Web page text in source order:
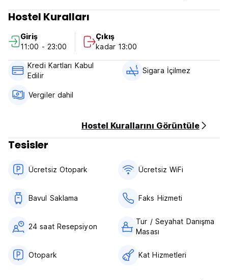
and Free Wireless Internet in patio area. Mexican foot
Restaurant.
All Taxes are included in our rates.
High Season Policies:
Bookings with stay dates between December 22nd to
January 2nd will be charged 100% at time of booking, and
are non refundable rates, no exclusions. Debit cards are
not accepted for these dates.
Hostel Kuralları
Giriş
11:00 - 23:00
Çıkış
kadar 13:00
Kredi Kartları Kabul
Edilir
Sigara İçilmez
Vergiler dahil
Hostel Kurallarını Görüntüle
Tesisler
Ücretsiz Otopark Ücretsiz WiFi
Bavul Saklama Faks Hizmeti
24 saat Resepsiyon
Tur / Seyahat Danışma
Masası
Otopark Kat Hizmetleri